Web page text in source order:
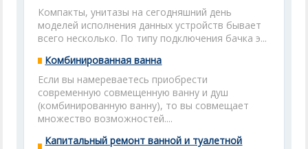
Компакты, унитазы на сегодняшний день
моделей исполнения данных устройств бывает
всего несколько. По типу подключения бачка э...
Комбинированная ванна
Если вы намереваетесь приобрести
современную совмещенную ванну и душ
(комбинированную ванну), то вы совмещает
множество возможностей....
Капитальный ремонт ванной и туалетной